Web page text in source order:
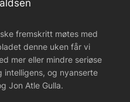
fremskritt møtes med
denne uken får vi
mer eller mindre seriøse
intelligens, og nyanserte
Jon Atle Gulla.